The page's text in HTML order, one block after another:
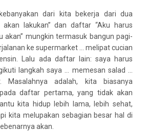
dari kita bekerja dari dua
lakukan” dan daftar “Aku harus
akan” mungkin termasuk bangun pagi-
ke supermarket … melipat cucian
Lalu ada daftar lain: saya harus
langkah saya … memesan salad …
Masalahnya adalah, kita biasanya
daftar pertama, yang tidak akan
kita hidup lebih lama, lebih sehat,
kita melupakan sebagian besar hal di
akan.